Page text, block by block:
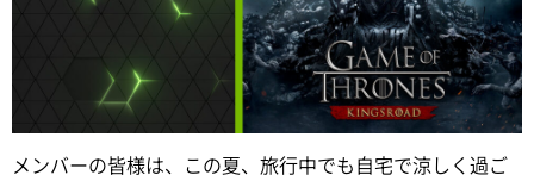
GeForce NOWが、この夏、注目の新プランでさらに熱狂を
巻き起こします。
メンバーの皆様は、この夏、旅行中でも自宅で涼しく過ご